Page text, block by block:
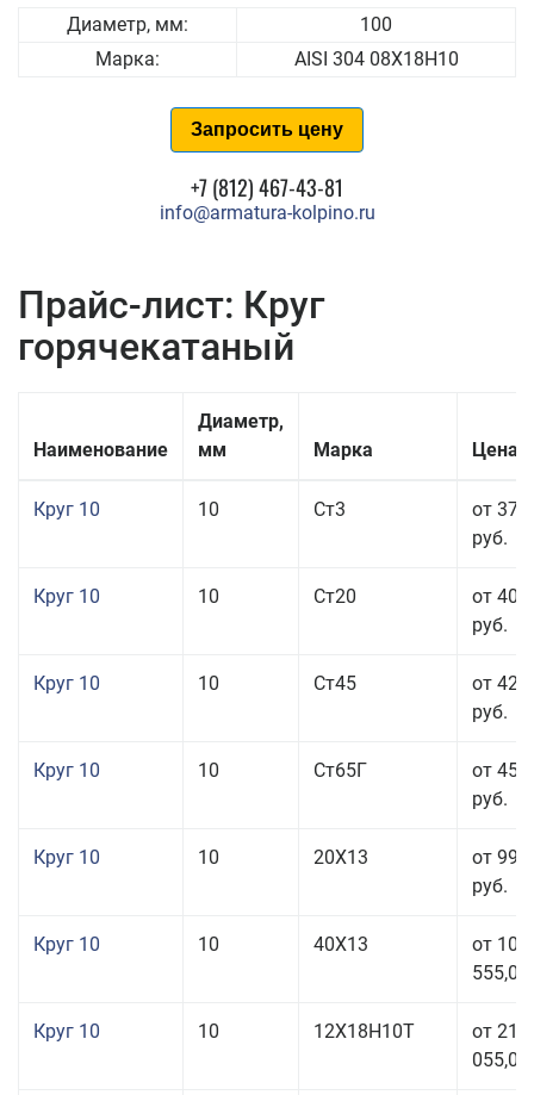
Диаметр, мм:
100
Марка:
AISI 304 08Х18Н10
Запросить цену
+7 (812) 467-43-81
info@armatura-kolpino.ru
Прайс-лист: Круг
горячекатаный
Наименование
Диаметр,
мм
Марка Цена
Круг 10 10 Ст3
от 37
руб.
Круг 10 10 Ст20
от 40
руб.
Круг 10 10 Ст45
от 42
руб.
Круг 10 10 Ст65Г
от 45
руб.
Круг 10 10 20Х13
от 99
руб.
Круг 10 10 40Х13
от 106
555,00
Круг 10 10 12Х18Н10Т
от 215
055,00